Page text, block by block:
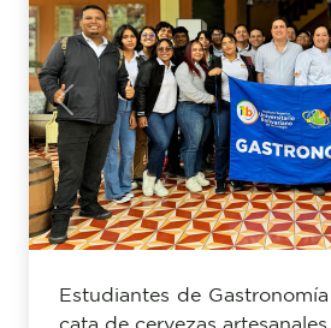
Previous
Estudiantes de
cata de cervezas artesanales.